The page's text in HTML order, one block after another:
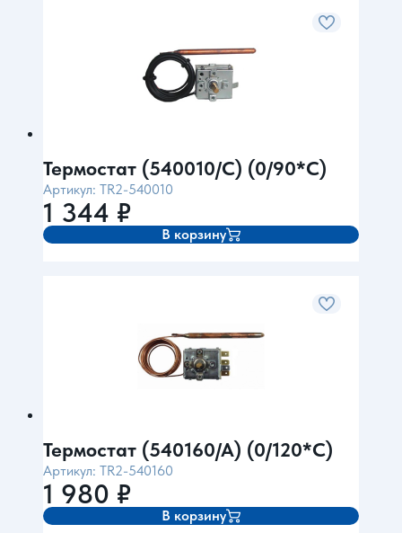
Термостат (540010/С) (0/90*C)
Артикул: ТR2-540010
1 344 ₽
В корзину
Термостат (540160/А) (0/120*C)
Артикул: ТR2-540160
1 980 ₽
В корзину